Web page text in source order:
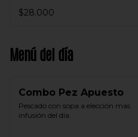
$28.000
Menú del día
Combo Pez Apuesto
Pescado con sopa a elección mas
infusión del día.